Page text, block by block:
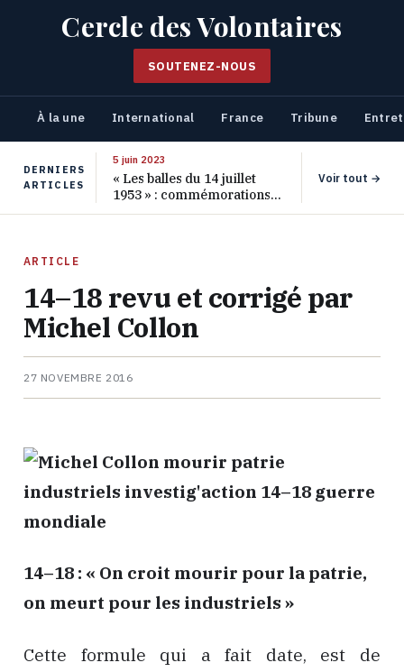
Cercle des Volontaires
SOUTENEZ-NOUS
À la une International France Tribune
DERNIERS
ARTICLES
5 juin 2023
« Les balles du 14 juillet
1953 » : commémorations
pour les 70 ans de ce
Voir tout →
ARTICLE
14–18 revu et corrigé par
Michel Collon
27 NOVEMBRE 2016
14–18 : « On croit mourir pour la patrie,
on meurt pour les industriels »
Cette formule qui a fait date, est de